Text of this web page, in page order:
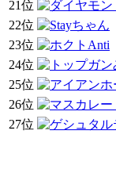
21位
22位
23位
24位
25位
26位
27位